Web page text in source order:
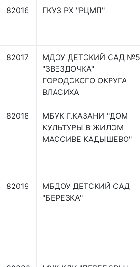
82016 ГКУЗ РХ "РЦМП"
82017
МДОУ ДЕТСКИЙ САД №5
"ЗВЕЗДОЧКА"
ГОРОДСКОГО ОКРУГА
ВЛАСИХА
82018
МБУК Г.КАЗАНИ "ДОМ
КУЛЬТУРЫ В ЖИЛОМ
МАССИВЕ КАДЫШЕВО"
82019
МБДОУ ДЕТСКИЙ САД
"БЕРЕЗКА"